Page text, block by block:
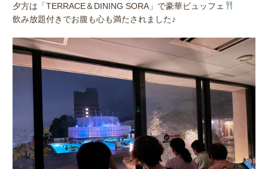
夕方は「TERRACE＆DINING SORA」で豪華ビュッフェ
飲み放題付きでお腹も心も満たされました♪